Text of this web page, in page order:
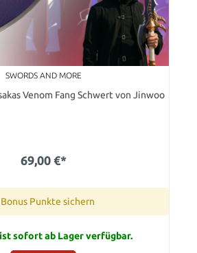
SWORDS AND MORE
Venom Fang Schwert von Jinwoo
69,00 €*
Punkte sichern
sofort ab Lager verfügbar.